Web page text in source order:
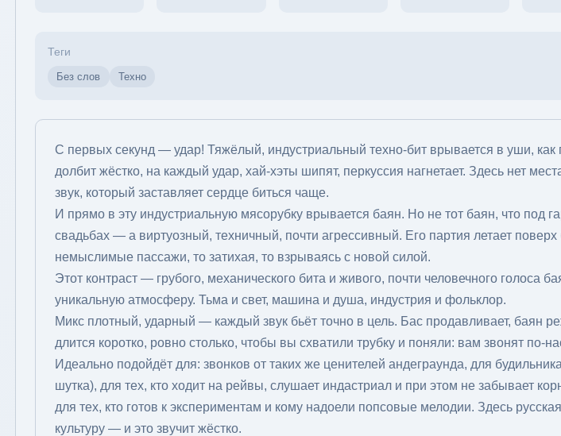
Теги
Без слов Техно
С первых секунд — удар! Тяжёлый, индустриальный техно-бит врывается в уши, как
долбит жёстко, на каждый удар, хай-хэты шипят, перкуссия нагнетает. Здесь нет
звук, который заставляет сердце биться чаще.
И прямо в эту индустриальную мясорубку врывается баян. Но не тот баян, что под
свадьбах — а виртуозный, техничный, почти агрессивный. Его партия летает поверх
немыслимые пассажи, то затихая, то взрываясь с новой силой.
Этот контраст — грубого, механического бита и живого, почти человечного голоса
уникальную атмосферу. Тьма и свет, машина и душа, индустрия и фольклор.
Микс плотный, ударный — каждый звук бьёт точно в цель. Бас продавливает, баян
длится коротко, ровно столько, чтобы вы схватили трубку и поняли: вам звонят
Идеально подойдёт для: звонков от таких же ценителей андеграунда, для
шутка), для тех, кто ходит на рейвы, слушает индастриал и при этом не забывает
для тех, кто готов к экспериментам и кому надоели попсовые мелодии. Здесь
культуру — и это звучит жёстко.